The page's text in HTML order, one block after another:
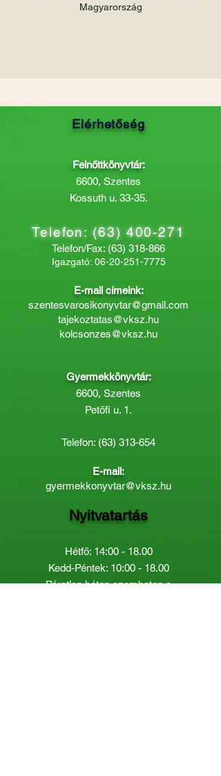
Magyarország
Elérhetőség
Felnőttkönyvtár:
6600, Szentes
Kossuth u. 33-35.
Telefon:(63) 400-271
Telefon/Fax: (63) 318-866
Igazgató: 06-20-251-7775
E-mail címeink:
szentesvarosikonyvtar@gmail.com
tajekoztatas@vksz.hu
kolcsonzes@vksz.hu
Gyermekkönyvtár:
6600, Szentes
Petőfi u. 1.
Telefon: (63) 313-654
E-mail:
gyermekkonyvtar@vksz.hu
Nyitvatartás
Hétfő: 14:00 - 18.00
Kedd-Péntek: 10:00 - 18.00
Páratlan héten szombaton a